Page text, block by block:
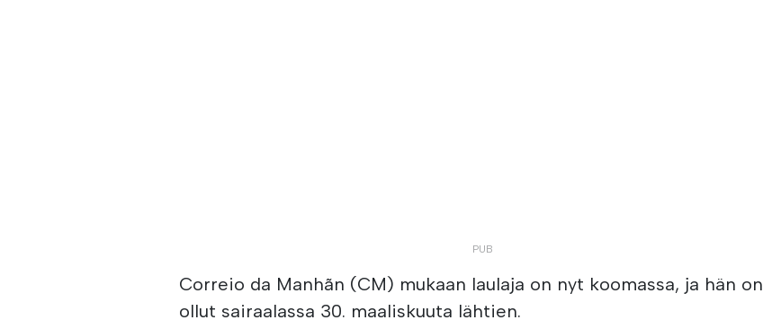
Correio da Manhãn (CM) mukaan laulaja on nyt koomassa, ja hän on
ollut sairaalassa 30. maaliskuuta lähtien.